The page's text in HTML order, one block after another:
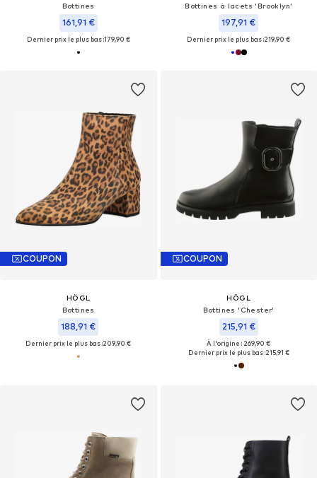
Bottines
161,91 €
Dernier prix le plus bas :179,90 €
Bottines à lacets 'Brooklyn'
197,91 €
Dernier prix le plus bas :219,90 €
COUPON
HÖGL
Bottines
188,91 €
Dernier prix le plus bas :209,90 €
COUPON
HÖGL
Bottines 'Chester'
215,91 €
À l'origine : 269,90 €
Dernier prix le plus bas :215,91 €